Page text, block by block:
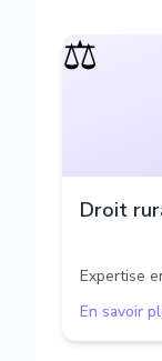
⚖️
Droit
Expertise
En savoir